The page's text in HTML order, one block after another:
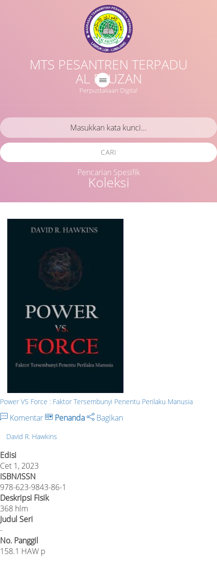
MTS PESANTREN TERPADU
AL FAUZAN
Perpustakaan Digital
Koleksi
CARI
Pencarian Spesifik
Power VS Force : Faktor Tersembunyi Penentu Perilaku Manusia
Komentar Penanda Bagikan
David R. Hawkins
Edisi
Cet 1, 2023
ISBN/ISSN
978-623-9843-86-1
Deskripsi Fisik
368 hlm
Judul Seri
-
No. Panggil
158.1 HAW p